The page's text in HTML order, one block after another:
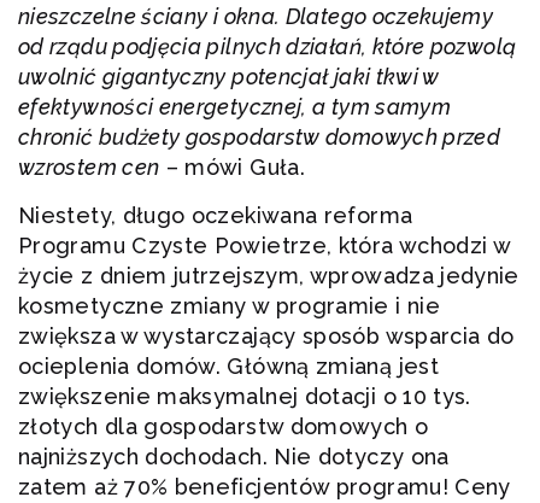
nieszczelne ściany i okna. Dlatego oczekujemy
od rządu podjęcia pilnych działań, które pozwolą
uwolnić gigantyczny potencjał jaki tkwi w
efektywności energetycznej, a tym samym
chronić budżety gospodarstw domowych przed
wzrostem cen – mówi Guła.
Niestety, długo oczekiwana reforma
Programu Czyste Powietrze, która wchodzi w
życie z dniem jutrzejszym, wprowadza jedynie
kosmetyczne zmiany w programie i nie
zwiększa w wystarczający sposób wsparcia do
ocieplenia domów. Główną zmianą jest
zwiększenie maksymalnej dotacji o 10 tys.
złotych dla gospodarstw domowych o
najniższych dochodach. Nie dotyczy ona
zatem aż 70% beneficjentów programu! Ceny